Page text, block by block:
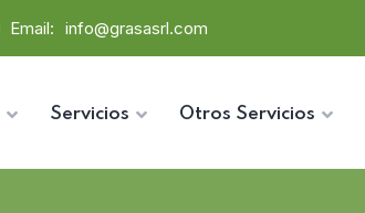
Email: info@grasasrl.com
Servicios Otros Servicios